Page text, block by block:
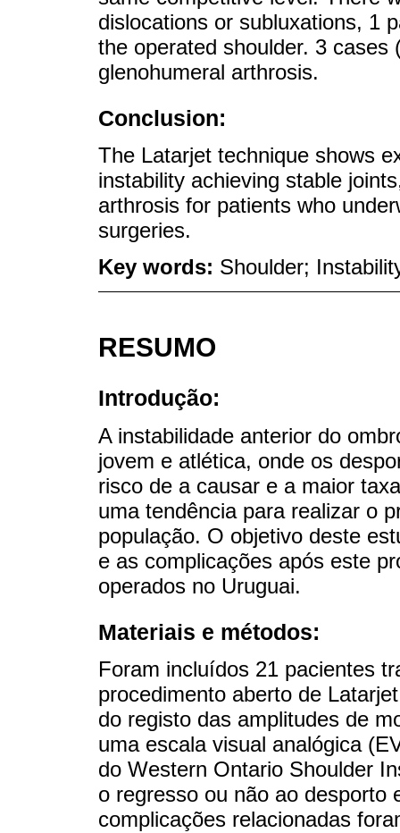
dislocations or subluxations, 1
the operated shoulder. 3 cases
glenohumeral arthrosis.
Conclusion:
The Latarjet technique shows
instability achieving stable
arthrosis for patients who
surgeries.
Key words: Shoulder;
RESUMO
Introdução:
A instabilidade anterior do
jovem e atlética, onde os
risco de a causar e a maior
uma tendência para realizar o
população. O objetivo deste
e as complicações após este
operados no Uruguai.
Materiais e métodos:
Foram incluídos 21 pacientes
procedimento aberto de
do registo das amplitudes de
uma escala visual analógica
do Western Ontario Shoulder
o regresso ou não ao desporto
complicações relacionadas